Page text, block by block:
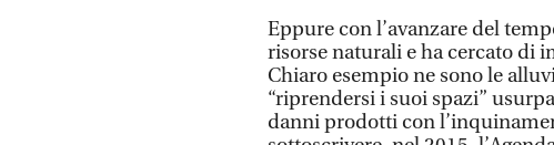
Eppure con l’avanzare del
risorse naturali e ha cercato di
Chiaro esempio ne sono le
“riprendersi i suoi spazi”
danni prodotti con